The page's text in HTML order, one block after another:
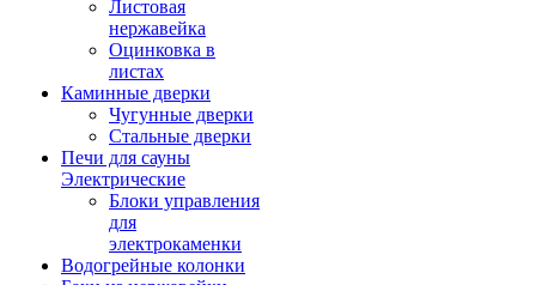
Листовая
нержавейка
Оцинковка в
листах
Каминные дверки
Чугунные дверки
Стальные дверки
Печи для сауны
Электрические
Блоки управления
для
электрокаменки
Водогрейные колонки